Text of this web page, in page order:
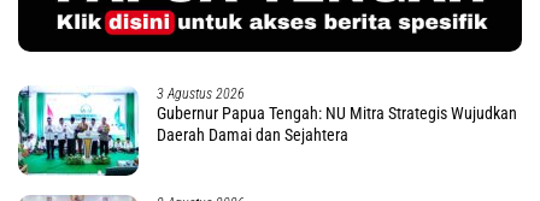
3 Agustus 2026
Gubernur Papua Tengah: NU Mitra Strategis Wujudkan
Daerah Damai dan Sejahtera